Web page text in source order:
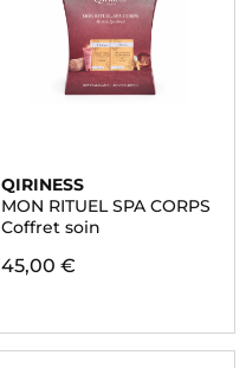
QIRINESS
MON RITUEL SPA CORPS
Coffret soin
45,00 €